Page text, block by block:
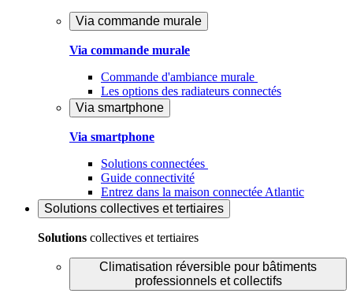
Via commande murale
Via commande murale
Commande d'ambiance murale
Les options des radiateurs connectés
Via smartphone
Via smartphone
Solutions connectées
Guide connectivité
Entrez dans la maison connectée Atlantic
Solutions collectives et tertiaires
Solutions collectives et tertiaires
Climatisation réversible pour bâtiments
professionnels et collectifs